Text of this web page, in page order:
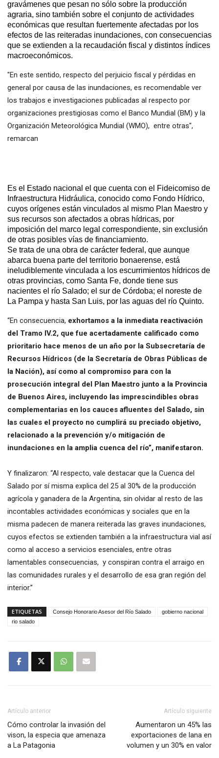
gravámenes que pesan no sólo sobre la producción
agraria, sino también sobre el conjunto de actividades
económicas que resultan fuertemente afectadas por los
efectos de las reiteradas inundaciones, con consecuencias
que se extienden a la recaudación fiscal y distintos índices
macroeconómicos.
"En este sentido, respecto del perjuicio fiscal y pérdidas en
general por causa de las inundaciones, es recomendable ver
los trabajos e investigaciones publicadas al respecto por
organizaciones prestigiosas como el Banco Mundial (BM) y la
Organización Meteorológica Mundial (WMO), entre otras",
remarcan
Es el Estado nacional el que cuenta con el Fideicomiso de
Infraestructura Hidráulica, conocido como Fondo Hídrico,
cuyos orígenes están vinculados al mismo Plan Maestro y
sus recursos son afectados a obras hídricas, por
imposición del marco legal correspondiente, sin exclusión
de otras posibles vías de financiamiento.
Se trata de una obra de carácter federal, que aunque
abarca buena parte del territorio bonaerense, está
ineludiblemente vinculada a los escurrimientos hídricos de
otras provincias, como Santa Fe, donde tiene sus
nacientes el río Salado; el sur de Córdoba; el noreste de
La Pampa y hasta San Luis, por las aguas del río Quinto.
“En consecuencia, exhortamos a la inmediata reactivación
del Tramo IV.2, que fue acertadamente calificado como
prioritario hace menos de un año por la Subsecretaría de
Recursos Hídricos (de la Secretaría de Obras Públicas de
la Nación), así como al compromiso para con la
prosecución integral del Plan Maestro junto a la Provincia
de Buenos Aires, incluyendo las imprescindibles obras
complementarias en los cauces afluentes del Salado, sin
las cuales el proyecto no cumplirá su preciado objetivo,
relacionado a la prevención y/o mitigación de
inundaciones en la amplia cuenca del río”, manifestaron.
Y finalizaron: “Al respecto, vale destacar que la Cuenca del
Salado por sí misma explica del 25 al 30% de la producción
agrícola y ganadera de la Argentina, sin olvidar al resto de las
incontables actividades económicas y sociales que en la
misma padecen de manera reiterada las graves inundaciones,
cuyos efectos se extienden también a la infraestructura vial así
como al acceso a servicios esenciales, entre otras
lamentables consecuencias, y conspiran contra el arraigo en
las comunidades rurales y el desarrollo de esa gran región del
interior.”
ETIQUETAS Consejo Honorario Asesor del Río Salado
gobierno nacional
rio salado
Artículo anterior
Cómo controlar la invasión del
vison, la especia que amenaza
a La Patagonia
Artículo siguiente
Aumentaron un 45% las
exportaciones de lana en
volumen y un 30% en valor